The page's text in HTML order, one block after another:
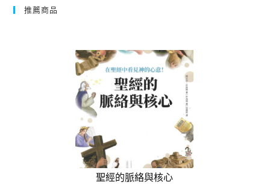
推薦商品
聖經的脈絡與核心